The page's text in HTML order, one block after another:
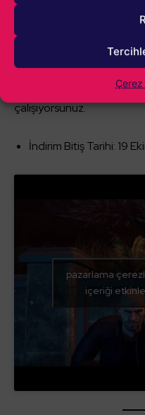
Çerez
olan
diyebiliriz. Biraz gerilimli,
arıyorsanız o zaman
verilen görevler
yapıyor ve oyundaki
çalışıyorsunuz.
İndirim Bitiş Tarihi: 19
pazarlama
içeriği